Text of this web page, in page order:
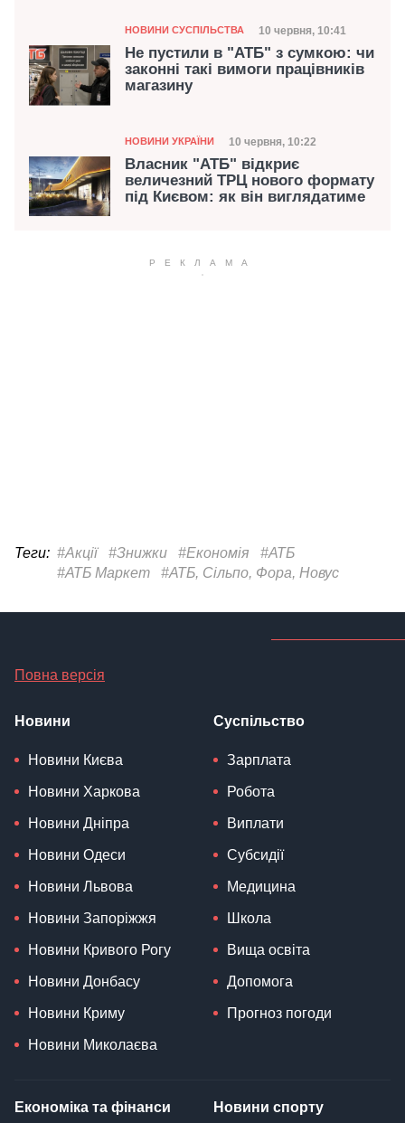
Категорія
НОВИНИ СУСПІЛЬСТВА Дата публікації
10 червня, 10:41
Не пустили в "АТБ" з сумкою: чи
законні такі вимоги працівників
магазину
Категорія
НОВИНИ УКРАЇНИ Дата публікації
10 червня, 10:22
Власник "АТБ" відкриє
величезний ТРЦ нового формату
під Києвом: як він виглядатиме
Теги: #Акції #Знижки #Економія
#АТБ
#АТБ Маркет
#АТБ, Сільпо, Фора, Новус
Повна версія
Новини
Новини Києва
Новини Харкова
Новини Дніпра
Новини Одеси
Новини Львова
Новини Запоріжжя
Новини Кривого Рогу
Новини Донбасу
Новини Криму
Новини Миколаєва
Суспільство
Зарплата
Робота
Виплати
Субсидії
Медицина
Школа
Вища освіта
Допомога
Прогноз погоди
Економіка та фінанси Новини спорту